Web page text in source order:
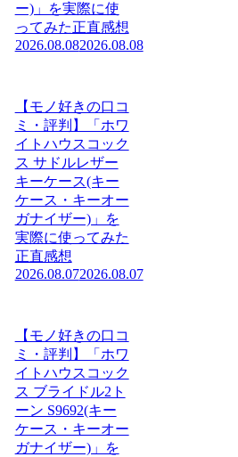
ー)」を実際に使
ってみた正直感想
2026.08.082026.08.08
【モノ好きの口コ
ミ・評判】「ホワ
イトハウスコック
ス サドルレザー
キーケース(キー
ケース・キーオー
ガナイザー)」を
実際に使ってみた
正直感想
2026.08.072026.08.07
【モノ好きの口コ
ミ・評判】「ホワ
イトハウスコック
ス ブライドル2ト
ーン S9692(キー
ケース・キーオー
ガナイザー)」を